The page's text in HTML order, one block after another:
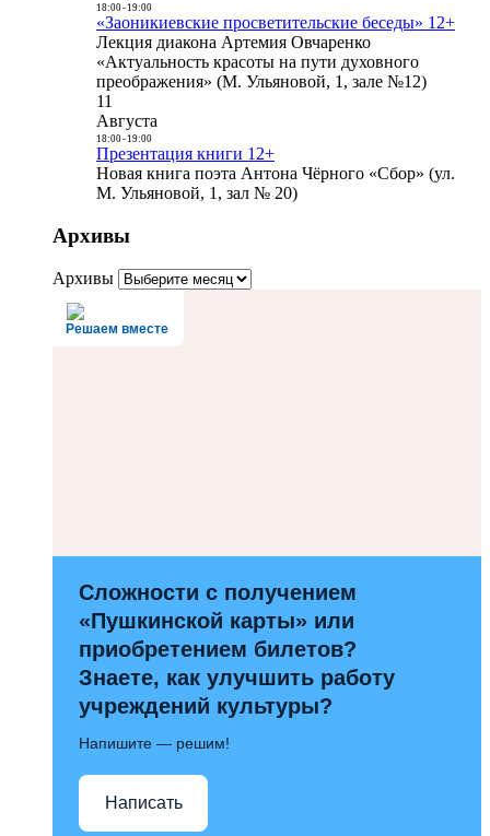
18:00- 19:00
«Заоникиевские просветительские беседы» 12+
Лекция диакона Артемия Овчаренко
«Актуальность красоты на пути духовного
преображения» (М. Ульяновой, 1, зале №12)
11
Августа
18:00- 19:00
Презентация книги 12+
Новая книга поэта Антона Чёрного «Сбор» (ул.
М. Ульяновой, 1, зал № 20)
Архивы
Архивы
Решаем вместе
Сложности с получением
«Пушкинской карты» или
приобретением билетов?
Знаете, как улучшить работу
учреждений культуры?
Напишите — решим!
Написать